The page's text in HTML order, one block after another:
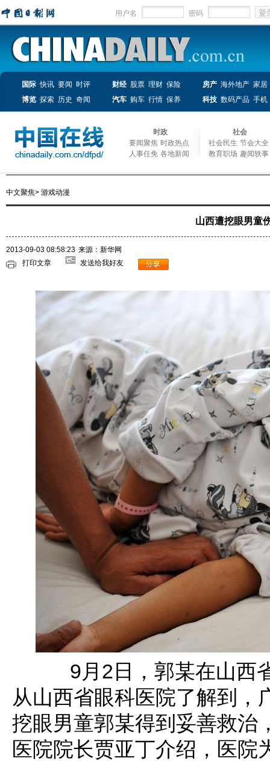
用户名 密码
国际 快讯 要闻 时评 财经 股票 理财 保险 房产 海外地产 家居
博览 探索 历史 奇闻 汽车 购车 行情 保养 科技 数码产品 手机
时政
要闻聚焦 时政热点
人事任免 各地新闻
社会
社会民生 节会大全
教育职场 趣闻轶事
中文聚焦> 游戏动漫
山西遭挖眼男童
2013-09-03 08:58:23 来源：新华网
打印文章
发送给我好友
9月2日，郭某在山西省
从山西省眼科医院了解到，
挖眼男童郭某得到妥善救治
医院院长贾亚丁介绍，医院